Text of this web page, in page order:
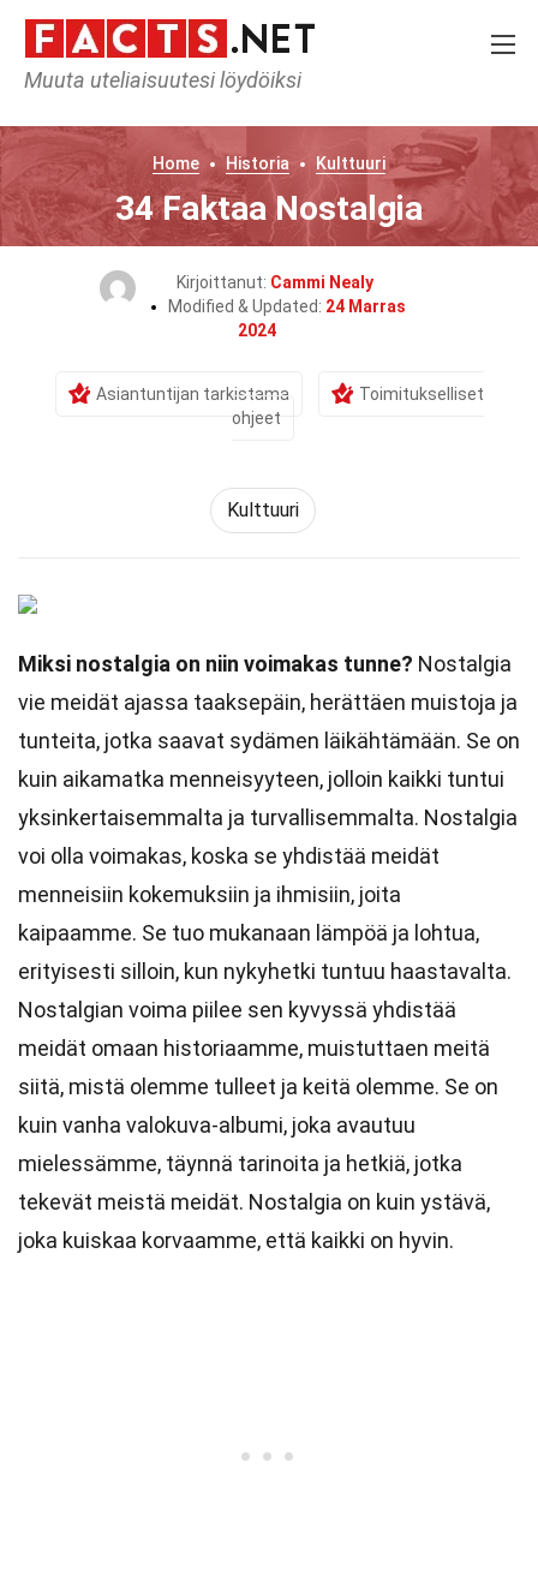
Muuta uteliaisuutesi löydöiksi
Home Historia Kulttuuri
34 Faktaa Nostalgia
Kirjoittanut: Cammi Nealy
Modified & Updated: 24 Marras
2024
Asiantuntijan tarkistama
Toimitukselliset
ohjeet
Kulttuuri
Miksi nostalgia on niin voimakas tunne? Nostalgia
vie meidät ajassa taaksepäin, herättäen muistoja ja
tunteita, jotka saavat sydämen läikähtämään. Se on
kuin aikamatka menneisyyteen, jolloin kaikki tuntui
yksinkertaisemmalta ja turvallisemmalta. Nostalgia
voi olla voimakas, koska se yhdistää meidät
menneisiin kokemuksiin ja ihmisiin, joita
kaipaamme. Se tuo mukanaan lämpöä ja lohtua,
erityisesti silloin, kun nykyhetki tuntuu haastavalta.
Nostalgian voima piilee sen kyvyssä yhdistää
meidät omaan historiaamme, muistuttaen meitä
siitä, mistä olemme tulleet ja keitä olemme. Se on
kuin vanha valokuva-albumi, joka avautuu
mielessämme, täynnä tarinoita ja hetkiä, jotka
tekevät meistä meidät. Nostalgia on kuin ystävä,
joka kuiskaa korvaamme, että kaikki on hyvin.